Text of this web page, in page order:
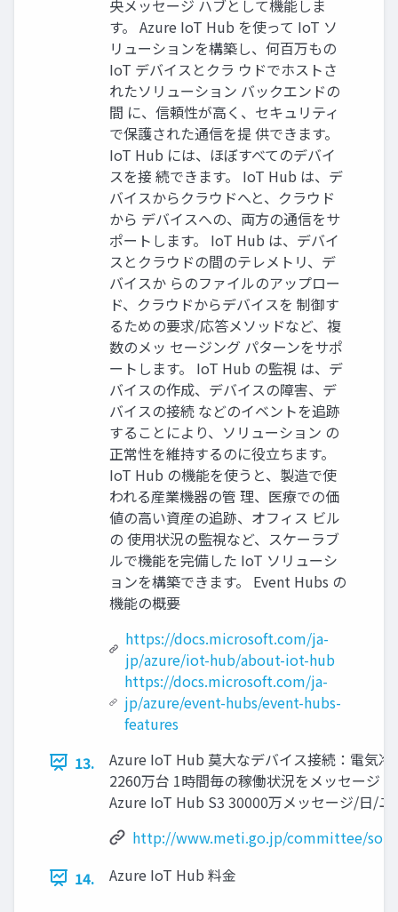
央メッセージ ハブとして機能しま
す。 Azure IoT Hub を使って IoT ソ
リューションを構築し、何百万もの
IoT デバイスとクラ ウドでホストさ
れたソリューション バックエンドの
間 に、信頼性が高く、セキュリティ
で保護された通信を提 供できます。
IoT Hub には、ほぼすべてのデバイ
スを接 続できます。 IoT Hub は、デ
バイスからクラウドへと、クラウド
から デバイスへの、両方の通信をサ
ポートします。 IoT Hub は、デバイ
スとクラウドの間のテレメトリ、デ
バイスか らのファイルのアップロー
ド、クラウドからデバイスを 制御す
るための要求/応答メソッドなど、複
数のメッ セージング パターンをサポ
ートします。 IoT Hub の監視 は、デ
バイスの作成、デバイスの障害、デ
バイスの接続 などのイベントを追跡
することにより、ソリューション の
正常性を維持するのに役立ちます。
IoT Hub の機能を使うと、製造で使
われる産業機器の管 理、医療での価
値の高い資産の追跡、オフィス ビル
の 使用状況の監視など、スケーラブ
ルで機能を完備した IoT ソリューシ
ョンを構築できます。 Event Hubs の
機能の概要
https://docs.microsoft.com/ja-
jp/azure/iot-hub/about-iot-hub
https://docs.microsoft.com/ja-
jp/azure/event-hubs/event-hubs-
features
13.
Azure IoT Hub 莫大なデバイス接続：電気
2260万台 1時間毎の稼働状況をメッセージ
Azure IoT Hub S3 30000万メッセージ/日/
http://www.meti.go.jp/committee/
14.
Azure IoT Hub 料金